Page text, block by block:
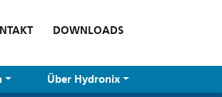
DOWNLOADS
Über Hydronix